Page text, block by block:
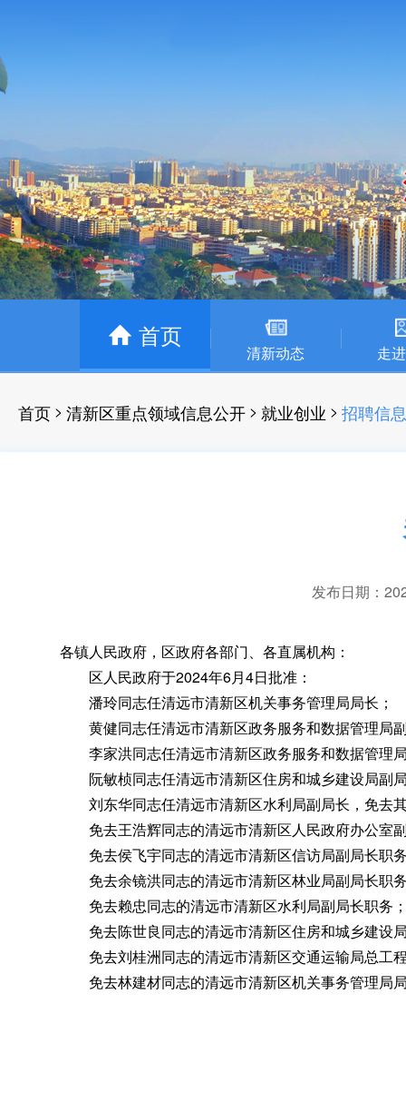
首页
清新动态 走
首页 > 清新区重点领域信息公开 > 就业创业 > 招聘信息
发布日期：
各镇人民政府 ， 区政府各部门、各直属机构：
区人民政府于2024年6月4日批准：
潘玲同志任清远市清新区机关事务管理局局长 ；
黄健同志任清远市清新区政务服务和数据管理局
李家洪同志任清远市清新区政务服务和数据管理
阮敏桢同志任清远市清新区住房和城乡建设局副
刘东华同志任清远市清新区水利局副局长 ， 免去
免去王浩辉同志的清远市清新区人民政府办公室
免去侯飞宇同志的清远市清新区信访局副局长职
免去余镜洪同志的清远市清新区林业局副局长职
免去赖忠同志的清远市清新区水利局副局长职务
免去陈世良同志的清远市清新区住房和城乡建设
免去刘桂洲同志的清远市清新区交通运输局总工
免去林建材同志的清远市清新区机关事务管理局